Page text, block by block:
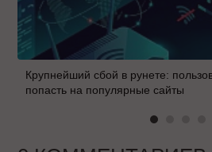
Крупнейший сбой в рунете:
попасть на популярные сайты